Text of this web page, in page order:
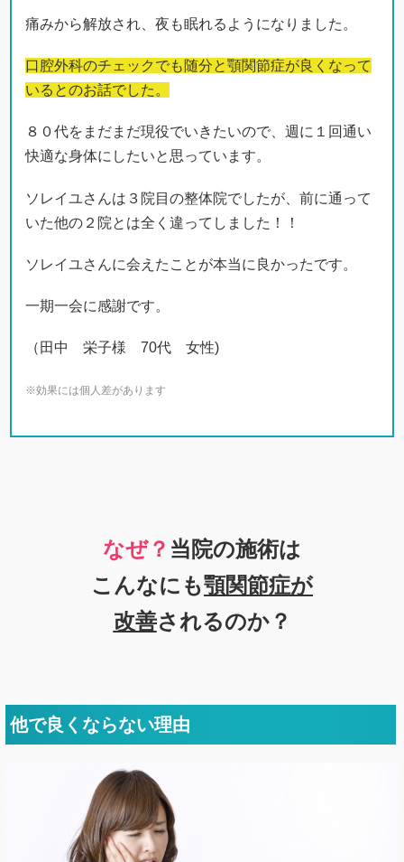
痛みから解放され、夜も眠れるようになりました。
口腔外科のチェックでも随分と顎関節症が良くなって
いるとのお話でした。
８０代をまだまだ現役でいきたいので、週に１回通い
快適な身体にしたいと思っています。
ソレイユさんは３院目の整体院でしたが、前に通って
いた他の２院とは全く違ってしました！！
ソレイユさんに会えたことが本当に良かったです。
一期一会に感謝です。
（田中 栄子様 70代 女性)
※効果には個人差があります
なぜ？ 当院の施術は
こんなにも顎関節症が
改善されるのか？
他で良くならない理由